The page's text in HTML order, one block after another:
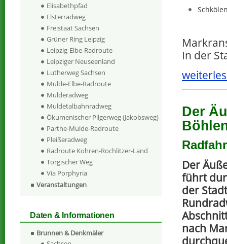
In der
Der
Der
führt
der
nach
Elisabethpfad
Elsterradweg
Freistaat Sachsen
Grüner Ring Leipzig
Leipzig-Elbe-Radroute
Leipziger Neuseenland
Lutherweg Sachsen
Mulde-Elbe-Radroute
Mulderadweg
Muldetalbahnradweg
Ökumenischer Pilgerweg (Jakobsweg)
Parthe-Mulde-Radroute
Pleißeradweg
Radroute Kohren-Rochlitzer-Land
Torgischer Weg
Via Porphyria
Veranstaltungen
Daten & Informationen
Brunnen & Denkmäler